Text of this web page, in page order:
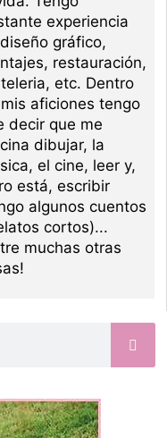
experiencia
gráfico,
restauración,
etc. Dentro
aficiones tengo
decir que me
dibujar, la
el cine, leer y,
está, escribir
algunos cuentos
cortos)...
muchas otras